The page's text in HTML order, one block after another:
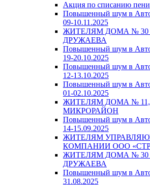
Акция по списанию пени
Повышенный шум в
09-10.11.2025
ЖИТЕЛЯМ ДОМА № 30
ДРУЖАЕВА
Повышенный шум в
19-20.10.2025
Повышенный шум в
12-13.10.2025
Повышенный шум в
01-02.10.2025
ЖИТЕЛЯМ ДОМА № 11,
МИКРОРАЙОН
Повышенный шум в
14-15.09.2025
ЖИТЕЛЯМ
КОМПАНИИ ООО
ЖИТЕЛЯМ ДОМА № 30
ДРУЖАЕВА
Повышенный шум в
31.08.2025